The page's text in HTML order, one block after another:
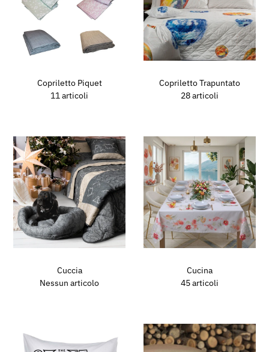
Copriletto Piquet
11 articoli
Copriletto Trapuntato
28 articoli
Cuccia
Nessun articolo
Cucina
45 articoli